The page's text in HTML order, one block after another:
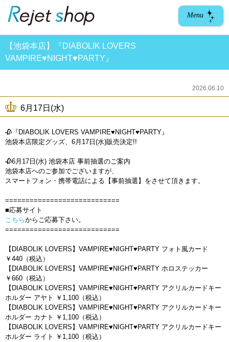
Menu
【池袋本店】『DIABOLIK LOVERS
VAMPIRE♥NIGHT♥PARTY』
2026.06.10
6月17日(水)
🥀『DIABOLIK LOVERS VAMPIRE♥NIGHT♥PARTY』
池袋本店限定グッズ、6月17日(水)販売決定!!
🥀6月17日(水) 池袋本店 事前抽選のご案内
池袋本店へのご参加でございますが、
スマートフォン・携帯電話による【事前抽選】をさせて頂きます。
============================
■応募サイト
こちらからご応募下さい。
============================
【DIABOLIK LOVERS】VAMPIRE♥NIGHT♥PARTY フォト風カード
￥440（税込）
【DIABOLIK LOVERS】VAMPIRE♥NIGHT♥PARTY ホロステッカー
￥660（税込）
【DIABOLIK LOVERS】VAMPIRE♥NIGHT♥PARTY アクリルカードキー
ホルダー アヤト ￥1,100（税込）
【DIABOLIK LOVERS】VAMPIRE♥NIGHT♥PARTY アクリルカードキー
ホルダー カナト ￥1,100（税込）
【DIABOLIK LOVERS】VAMPIRE♥NIGHT♥PARTY アクリルカードキー
ホルダー ライト ￥1,100（税込）